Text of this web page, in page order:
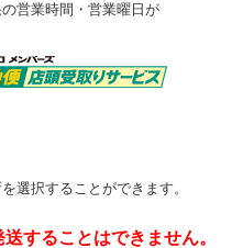
営業時間・営業曜日が
選択することができます。
することはできません。